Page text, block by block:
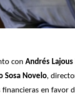
con Andrés Lajous
Sosa Novelo,
en favor